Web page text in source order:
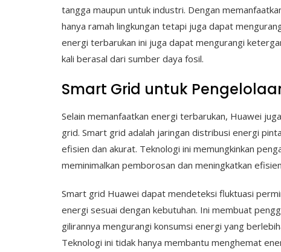
tangga maupun untuk industri. Dengan
hanya ramah lingkungan tetapi juga dapat
energi terbarukan ini juga dapat mengurangi
kali berasal dari sumber daya fosil.
Smart Grid untuk
Selain memanfaatkan energi terbarukan, Huawei
grid. Smart grid adalah jaringan distribusi energi
efisien dan akurat. Teknologi ini memungkinkan
meminimalkan pemborosan dan meningkatkan
Smart grid Huawei dapat mendeteksi fluktuasi
energi sesuai dengan kebutuhan. Ini membuat
gilirannya mengurangi konsumsi energi yang
Teknologi ini tidak hanya membantu menghemat